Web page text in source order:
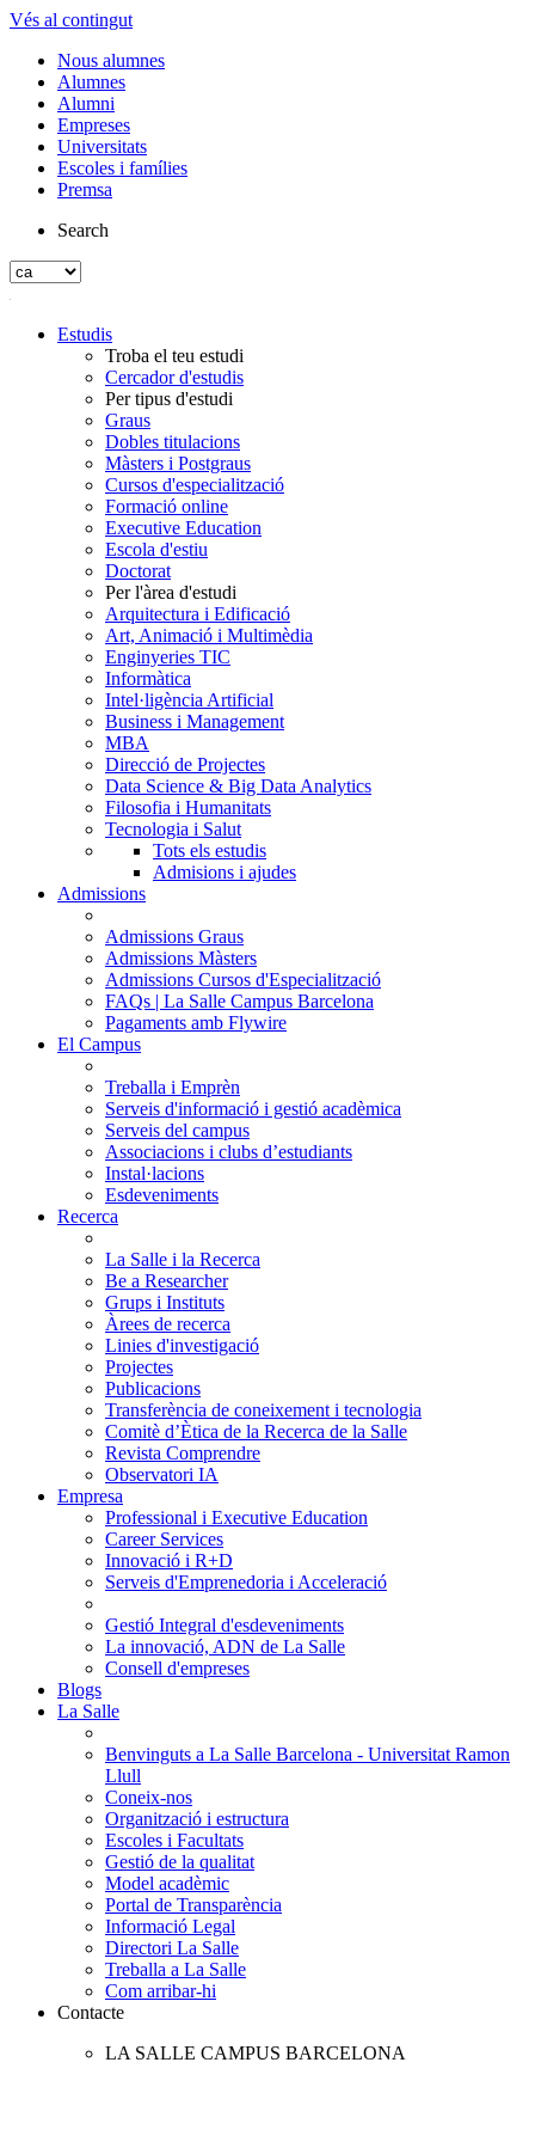
Vés al contingut
Nous alumnes
Alumnes
Alumni
Empreses
Universitats
Escoles i famílies
Premsa
Search
Estudis
Troba el teu estudi
Cercador d'estudis
Per tipus d'estudi
Graus
Dobles titulacions
Màsters i Postgraus
Cursos d'especialització
Formació online
Executive Education
Escola d'estiu
Doctorat
Per l'àrea d'estudi
Arquitectura i Edificació
Art, Animació i Multimèdia
Enginyeries TIC
Informàtica
Intel·ligència Artificial
Business i Management
MBA
Direcció de Projectes
Data Science & Big Data Analytics
Filosofia i Humanitats
Tecnologia i Salut
Tots els estudis
Admisions i ajudes
Admissions
Admissions Graus
Admissions Màsters
Admissions Cursos d'Especialització
FAQs | La Salle Campus Barcelona
Pagaments amb Flywire
El Campus
Treballa i Emprèn
Serveis d'informació i gestió acadèmica
Serveis del campus
Associacions i clubs d’estudiants
Instal·lacions
Esdeveniments
Recerca
La Salle i la Recerca
Be a Researcher
Grups i Instituts
Àrees de recerca
Linies d'investigació
Projectes
Publicacions
Transferència de coneixement i tecnologia
Comitè d’Ètica de la Recerca de la Salle
Revista Comprendre
Observatori IA
Empresa
Professional i Executive Education
Career Services
Innovació i R+D
Serveis d'Emprenedoria i Acceleració
Gestió Integral d'esdeveniments
La innovació, ADN de La Salle
Consell d'empreses
Blogs
La Salle
Benvinguts a La Salle Barcelona - Universitat Ramon
Llull
Coneix-nos
Organització i estructura
Escoles i Facultats
Gestió de la qualitat
Model acadèmic
Portal de Transparència
Informació Legal
Directori La Salle
Treballa a La Salle
Com arribar-hi
Contacte
LA SALLE CAMPUS BARCELONA